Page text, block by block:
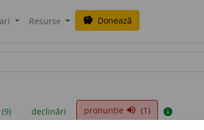
Resurse savings Donează
declinări pronunție volume_up (1) info